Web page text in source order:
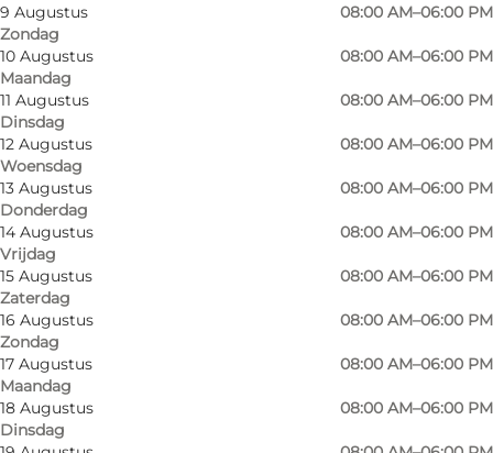
9 Augustus
Zondag
08:00 AM–06:00 PM
10 Augustus
Maandag
08:00 AM–06:00 PM
11 Augustus
Dinsdag
08:00 AM–06:00 PM
12 Augustus
Woensdag
08:00 AM–06:00 PM
13 Augustus
Donderdag
08:00 AM–06:00 PM
14 Augustus
Vrijdag
08:00 AM–06:00 PM
15 Augustus
Zaterdag
08:00 AM–06:00 PM
16 Augustus
Zondag
08:00 AM–06:00 PM
17 Augustus
Maandag
08:00 AM–06:00 PM
18 Augustus
Dinsdag
08:00 AM–06:00 PM
Myself, My partner, Friends
Munkebjerg Church was consecrated on the
5th of March 1961. Architecturally, it is a very
modern church with low walls and a roof
arched high above the hexagonal nave. The
large glass mosaic, which acts as an altarpiece
was consecrated on March the 27th 1983. It was
created by the artist Knud Lollesgaard.